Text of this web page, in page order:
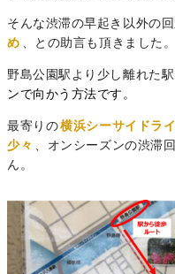
そんな渋滞の早起き以外の回
め 、との助言も頂きました。
野島公園駅より少し離れた
ンで向かう方法です。
最寄りの横浜シーサイドラ
少々 、オンシーズンの渋滞
ん。